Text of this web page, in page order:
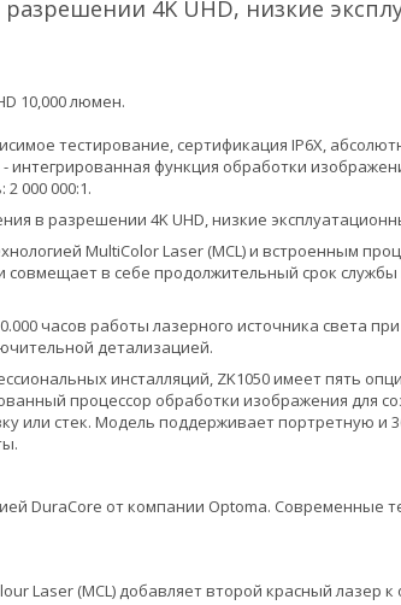
разрешении 4K UHD, низкие
10,000 люмен.
тестирование, сертификация IP6X,
интегрированная функция обработки
000 000:1.
в разрешении 4K UHD, низкие
MultiColor Laser (MCL) и встроенным
совмещает в себе продолжительный срок
часов работы лазерного источника света
детализацией.
инсталляций, ZK1050 имеет пять
процессор обработки изображения для
или стек. Модель поддерживает портретную и
DuraCore от компании Optoma. Современные
Laser (MCL) добавляет второй красный лазер